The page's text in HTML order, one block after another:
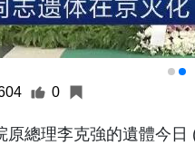
0
總理李克強的遺體今日